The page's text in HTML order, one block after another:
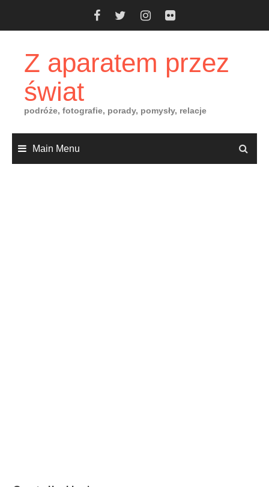
Z aparatem przez
świat
podróże, fotografie, porady, pomysły, relacje
Main Menu